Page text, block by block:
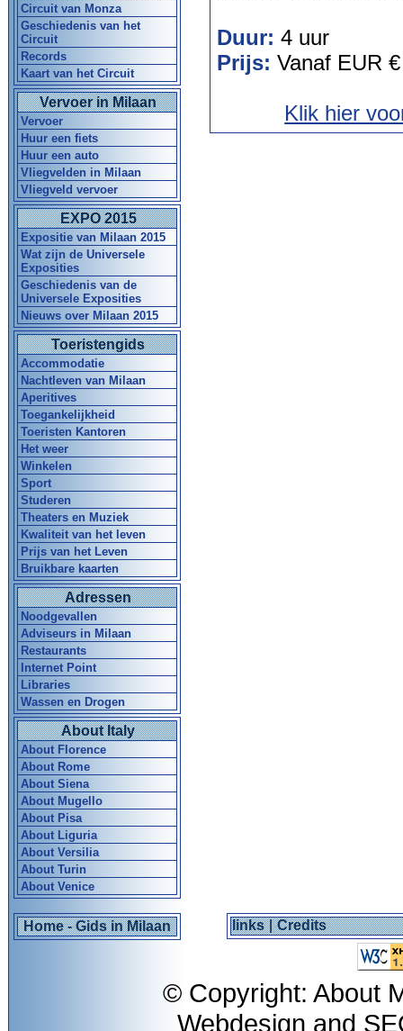
Circuit van Monza
Geschiedenis van het
Circuit
Records
Kaart van het Circuit
Vervoer in Milaan
Vervoer
Huur een fiets
Huur een auto
Vliegvelden in Milaan
Vliegveld vervoer
EXPO 2015
Expositie van Milaan 2015
Wat zijn de Universele
Exposities
Geschiedenis van de
Universele Exposities
Nieuws over Milaan 2015
Toeristengids
Accommodatie
Nachtleven van Milaan
Aperitives
Toegankelijkheid
Toeristen Kantoren
Het weer
Winkelen
Sport
Studeren
Theaters en Muziek
Kwaliteit van het leven
Prijs van het Leven
Bruikbare kaarten
Adressen
Noodgevallen
Adviseurs in Milaan
Restaurants
Internet Point
Libraries
Wassen en Drogen
About Italy
About Florence
About Rome
About Siena
About Mugello
About Pisa
About Liguria
About Versilia
About Turin
About Venice
Duur: 4 uur
Prijs: Vanaf EUR
Klik hier
Home - Gids in Milaan links|Credits
© Copyright: About
Webdesign and